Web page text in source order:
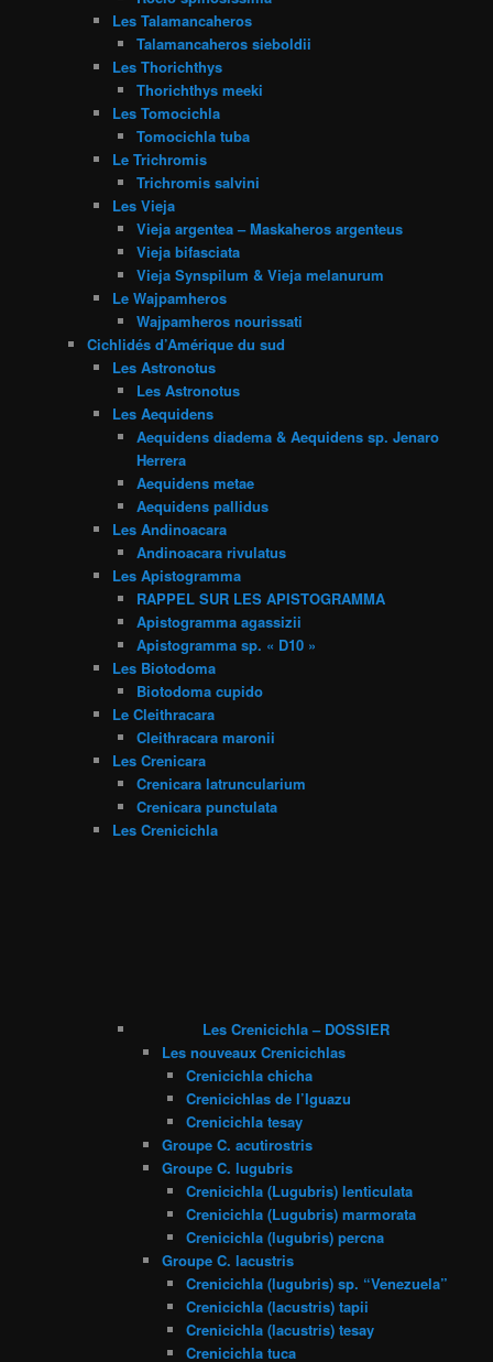
Les Talamancaheros
Talamancaheros sieboldii
Les Thorichthys
Thorichthys meeki
Les Tomocichla
Tomocichla tuba
Le Trichromis
Trichromis salvini
Les Vieja
Vieja argentea – Maskaheros argenteus
Vieja bifasciata
Vieja Synspilum & Vieja melanurum
Le Wajpamheros
Wajpamheros nourissati
Cichlidés d’Amérique du sud
Les Astronotus
Les Astronotus
Les Aequidens
Aequidens diadema & Aequidens sp. Jenaro
Herrera
Aequidens metae
Aequidens pallidus
Les Andinoacara
Andinoacara rivulatus
Les Apistogramma
RAPPEL SUR LES APISTOGRAMMA
Apistogramma agassizii
Apistogramma sp. « D10 »
Les Biotodoma
Biotodoma cupido
Le Cleithracara
Cleithracara maronii
Les Crenicara
Crenicara latruncularium
Crenicara punctulata
Les Crenicichla
Les Crenicichla – DOSSIER
Les nouveaux Crenicichlas
Crenicichla chicha
Crenicichlas de l’Iguazu
Crenicichla tesay
Groupe C. acutirostris
Groupe C. lugubris
Crenicichla (Lugubris) lenticulata
Crenicichla (Lugubris) marmorata
Crenicichla (lugubris) percna
Groupe C. lacustris
Crenicichla (lugubris) sp. “Venezuela”
Crenicichla (lacustris) tapii
Crenicichla (lacustris) tesay
Crenicichla tuca